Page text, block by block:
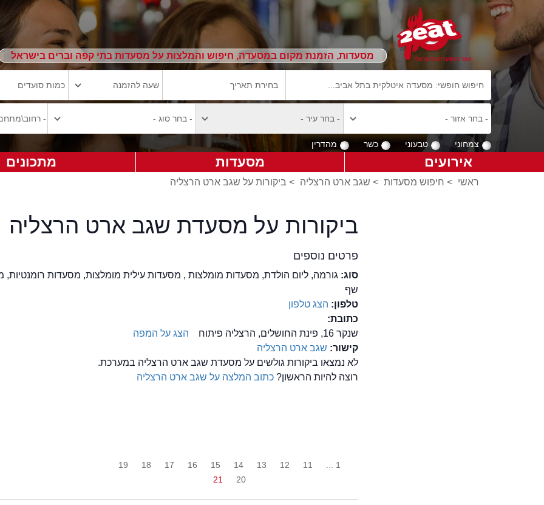
מסעדות, הזמנת מקום במסעדה, חיפוש והמלצות על מסעדות בתי קפה וברים בישראל
צמחוני טבעוני כשר מהדרין
אירועים מסעדות מתכונים
ראשי > חיפוש מסעדות > שגב ארט הרצליה > ביקורות על שגב ארט הרצליה
ביקורות על מסעדת שגב ארט הרצליה
פרטים נוספים
סוג: גורמה, ליום הולדת, מסעדות מומלצות , מסעדות עילית מומלצות, מסעדות
שף
טלפון: הצג טלפון
כתובת:
שנקר 16, פינת החושלים, הרצליה פיתוח
הצג על המפה
קישור: שגב ארט הרצליה
לא נמצאו ביקורות גולשים על מסעדת שגב ארט הרצליה במערכת.
רוצה להיות הראשון?כתוב המלצה על שגב ארט הרצליה
1 ...
11
12
13
14
15
16
17
18
19
20
21